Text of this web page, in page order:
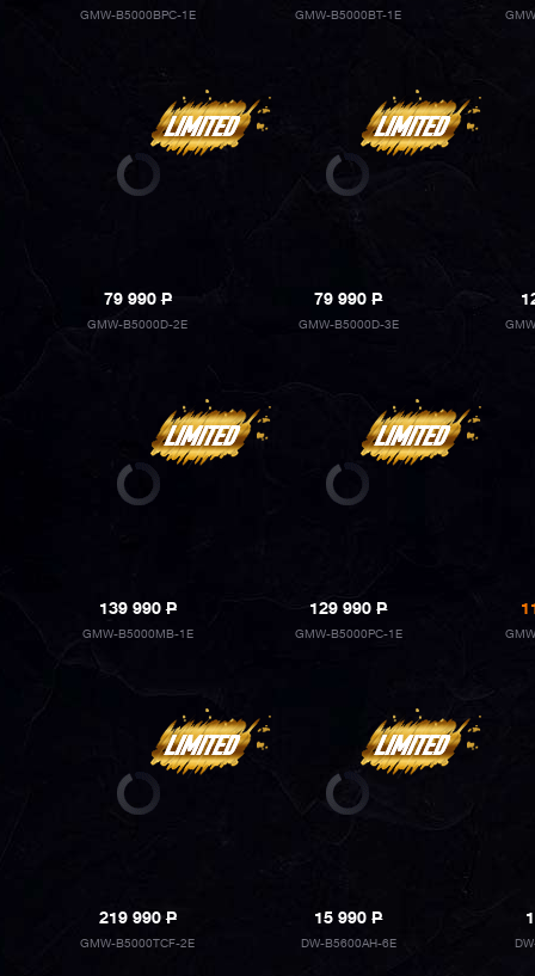
GMW-B5000BPC-1E GMW-B5000BT-1E
79 990P
GMW-B5000D-2E
79 990P
GMW-B5000D-3E
139 990P
GMW-B5000MB-1E
129 990P
GMW-B5000PC-1E
219 990P
GMW-B5000TCF-2E
15 990P
DW-B5600AH-6E